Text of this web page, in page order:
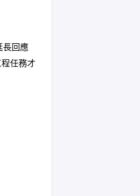
長回應
任務才